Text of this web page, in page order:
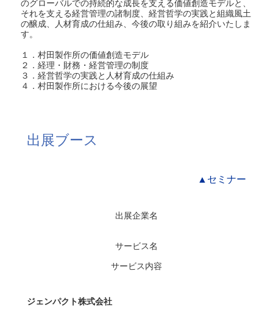
のグローバルでの持続的な成長を支える価値創造モデルと、
それを支える経営管理の諸制度、経営哲学の実践と組織風土
の醸成、人材育成の仕組み、今後の取り組みを紹介いたしま
す。
１．村田製作所の価値創造モデル
２．経理・財務・経営管理の制度
３．経営哲学の実践と人材育成の仕組み
４．村田製作所における今後の展望
出展ブース
▲セミナー
出展企業名
サービス名
サービス内容
ジェンパクト株式会社